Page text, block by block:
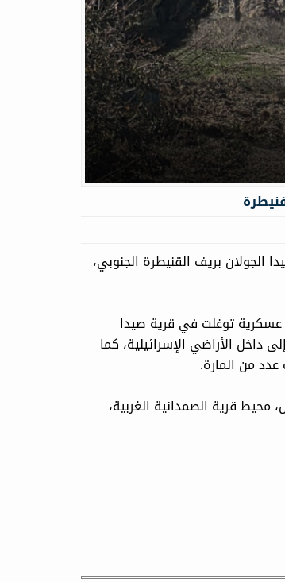
الجولان بريف القنيطرة ‏الجنوبي،
عسكرية توغلت في ‏قرية صيدا
واقتادته إلى داخل الأراضي الإسرائيلية، ‏كما
‏من المارة.‏
قرية الصمدانية الغربية،